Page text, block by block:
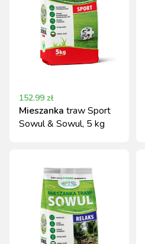
152.99 zł
Mieszanka traw Sport
Sowul & Sowul, 5 kg